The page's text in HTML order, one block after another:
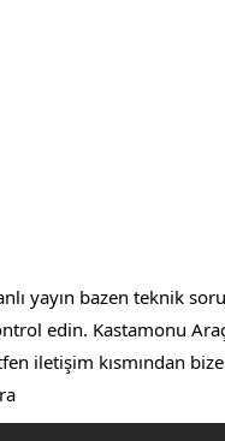
yayın bazen teknik
edin. Kastamonu
iletişim kısmından bize